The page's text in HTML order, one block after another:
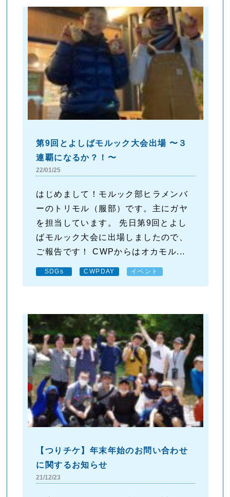
第9回とよしばモルック大会出場 〜３
連覇になるか？！〜
22/01/25
はじめまして！モルック部ヒラメンバ
ーのトリモル（服部）です。主にガヤ
を担当しています。 先日第9回とよし
ばモルック大会に出場しましたので、
ご報告です！ CWPからはオカモル...
SDGs CWPDAY イベント
【つりチケ】年末年始のお問い合わせ
に関するお知らせ
21/12/23